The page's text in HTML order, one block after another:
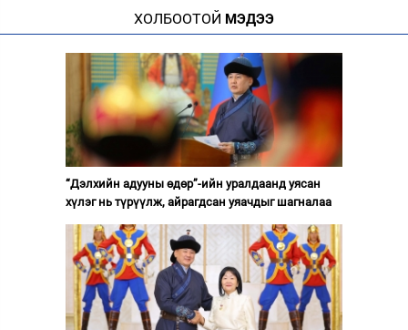
ХОЛБООТОЙ МЭДЭЭ
“Дэлхийн адууны өдөр”-ийн уралдаанд уясан
хүлэг нь түрүүлж, айрагдсан уяачдыг шагналаа